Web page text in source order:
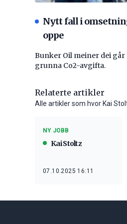
Nytt fall i
oppe
Bunker Oil meiner dei
grunna Co2-avgifta.
Relaterte artikler
Alle artikler som hvor Kai
NY JOBB
Kai Stoltz
07.10.2025 16:11